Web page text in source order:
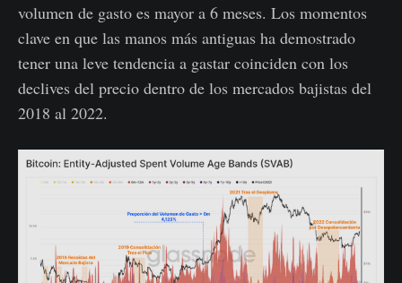
volumen de gasto es mayor a 6 meses. Los momentos
clave en que las manos más antiguas ha demostrado
tener una leve tendencia a gastar coinciden con los
declives del precio dentro de los mercados bajistas del
2018 al 2022.